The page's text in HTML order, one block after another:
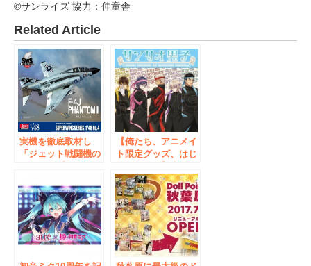
©サンライズ 協力：伸童舎
Related Article
実機を徹底取材し
「ジェット戦闘機の
ーパーウイングシリ
ーズ)1/48「F-4J フ
ァントムII」10月8日
予約開始、12月発売
予定
【俺たち、アニメイ
ト限定グッズ、はじ
5人組「サンリオ男
子」より新商品が発
売決定！